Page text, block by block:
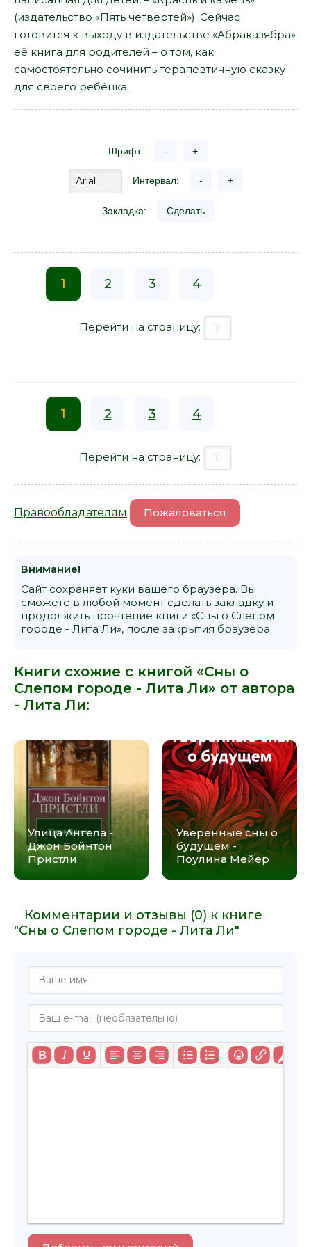
(издательство «Пять четвертей»). Сейчас
готовится к выходу в издательстве «Абраказябра»
её книга для родителей – о том, как
самостоятельно сочинить терапевтичную сказку
для своего ребёнка.
Шрифт: - +
Интервал: - +
Закладка: Сделать
1 2 3 4
Перейти на страницу:
1 2 3 4
Перейти на страницу:
Правообладателям Пожаловаться
Внимание!
Сайт сохраняет куки вашего браузера. Вы
сможете в любой момент сделать закладку и
продолжить прочтение книги «Сны о Слепом
городе - Лита Ли», после закрытия браузера.
Книги схожие с книгой «Сны о
Слепом городе - Лита Ли» от автора
-Лита Ли:
Улица Ангела -
Джон Бойнтон
Пристли
Уверенные сны о
будущем -
Поулина Мейер
Комментарии и отзывы (0) к книге
"Сны о Слепом городе - Лита Ли"